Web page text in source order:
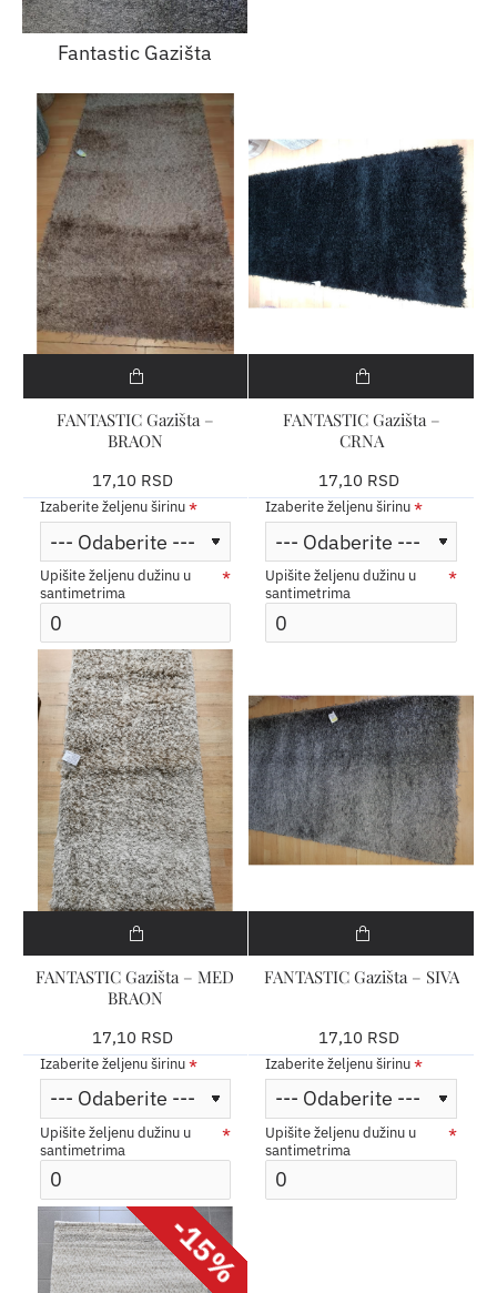
Fantastic Gazišta
FANTASTIC Gazišta –
BRAON
17,10 RSD
Izaberite željenu širinu
Upišite željenu dužinu u
santimetrima
FANTASTIC Gazišta –
CRNA
17,10 RSD
Izaberite željenu širinu
Upišite željenu dužinu u
santimetrima
FANTASTIC Gazišta – MED
BRAON
17,10 RSD
Izaberite željenu širinu
Upišite željenu dužinu u
santimetrima
FANTASTIC Gazišta – SIVA
17,10 RSD
Izaberite željenu širinu
Upišite željenu dužinu u
santimetrima
-15%